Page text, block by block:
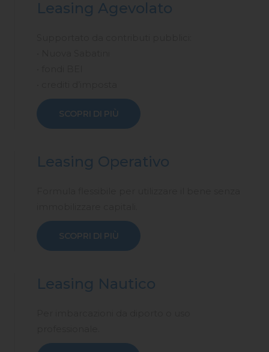
Leasing Agevolato
SCOPRI DI PIÙ
Leasing Operativo
SCOPRI DI PIÙ
Leasing Nautico